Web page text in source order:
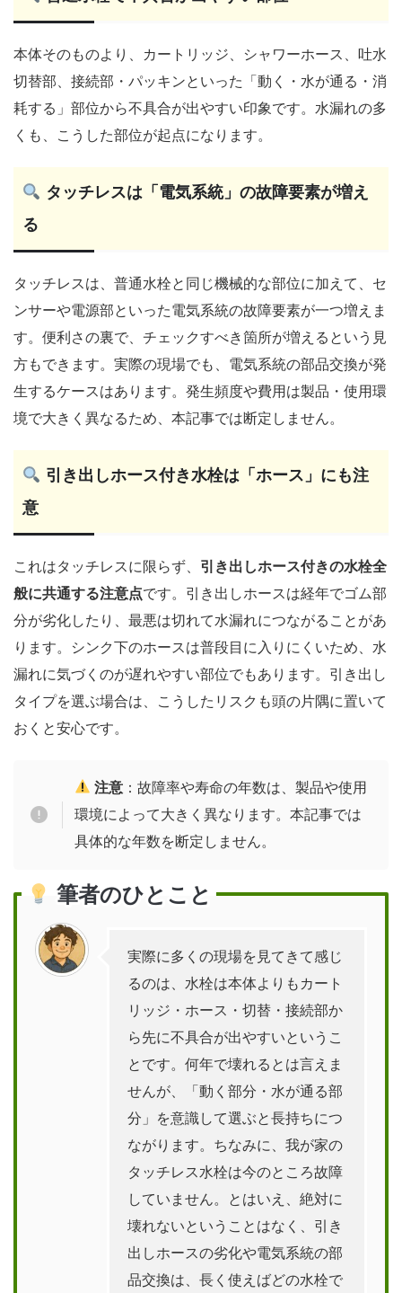
本体そのものより、カートリッジ、シャワーホース、吐水
切替部、接続部・パッキンといった「動く・水が通る・消
耗する」部位から不具合が出やすい印象です。水漏れの多
くも、こうした部位が起点になります。
タッチレスは「電気系統」の故障要素が増え
る
タッチレスは、普通水栓と同じ機械的な部位に加えて、セ
ンサーや電源部といった電気系統の故障要素が一つ増えま
す。便利さの裏で、チェックすべき箇所が増えるという見
方もできます。実際の現場でも、電気系統の部品交換が発
生するケースはあります。発生頻度や費用は製品・使用環
境で大きく異なるため、本記事では断定しません。
引き出しホース付き水栓は「ホース」にも注
意
これはタッチレスに限らず、 引き出しホース付きの水栓全
般に共通する注意点です。引き出しホースは経年でゴム部
分が劣化したり、最悪は切れて水漏れにつながることがあ
ります。シンク下のホースは普段目に入りにくいため、水
漏れに気づくのが遅れやすい部位でもあります。引き出し
タイプを選ぶ場合は、こうしたリスクも頭の片隅に置いて
おくと安心です。
注意 ：故障率や寿命の年数は、製品や使用
環境によって大きく異なります。本記事では
具体的な年数を断定しません。
筆者のひとこと
実際に多くの現場を見てきて感じ
るのは、水栓は本体よりもカート
リッジ・ホース・切替・接続部か
ら先に不具合が出やすいというこ
とです。何年で壊れるとは言えま
せんが、「動く部分・水が通る部
分」を意識して選ぶと長持ちにつ
ながります。ちなみに、我が家の
タッチレス水栓は今のところ故障
していません。とはいえ、絶対に
壊れないということはなく、引き
出しホースの劣化や電気系統の部
品交換は、長く使えばどの水栓で